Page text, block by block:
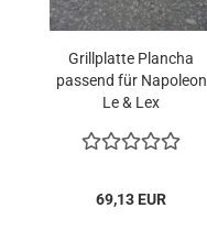
Grillplatte Plancha
passend für Napoleon
Le & Lex
69,13 EUR